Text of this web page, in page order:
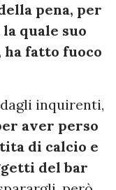
pena, per
quale suo
ha fatto fuoco
inquirenti,
aver perso
di calcio e
del bar